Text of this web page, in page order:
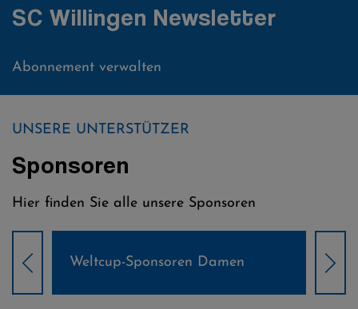
SC Willingen Newsletter
Abonnement verwalten
UNSERE UNTERSTÜTZER
Sponsoren
Hier finden Sie alle unsere Sponsoren
Weltcup-Sponsoren Damen